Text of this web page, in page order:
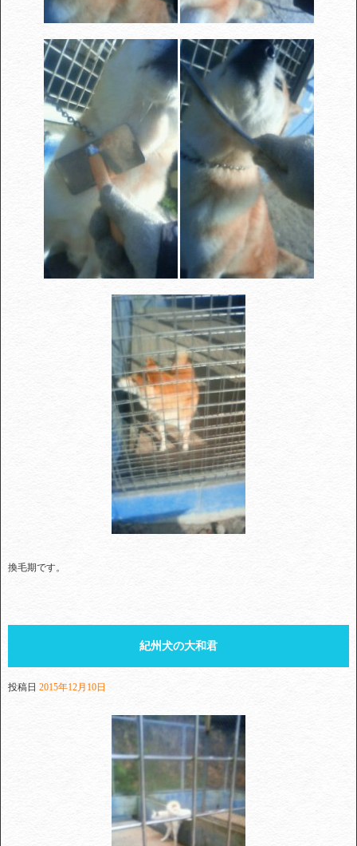
換毛期です。
紀州犬の大和君
投稿日 2015年12月10日